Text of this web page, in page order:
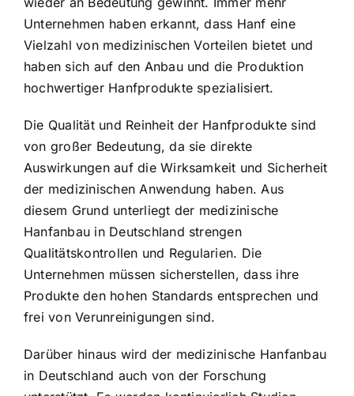
Unternehmen haben erkannt, dass Hanf eine
Vielzahl von medizinischen Vorteilen bietet und
haben sich auf den Anbau und die Produktion
hochwertiger Hanfprodukte spezialisiert.
Die Qualität und Reinheit der Hanfprodukte sind
von großer Bedeutung, da sie direkte
Auswirkungen auf die Wirksamkeit und Sicherheit
der medizinischen Anwendung haben. Aus
diesem Grund unterliegt der medizinische
Hanfanbau in Deutschland strengen
Qualitätskontrollen und Regularien. Die
Unternehmen müssen sicherstellen, dass ihre
Produkte den hohen Standards entsprechen und
frei von Verunreinigungen sind.
Darüber hinaus wird der medizinische Hanfanbau
in Deutschland auch von der Forschung